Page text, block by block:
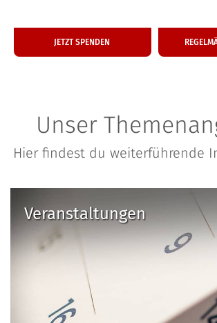
JETZT SPENDEN
Unser
Hier findest du weiterführende
Veranstaltungen